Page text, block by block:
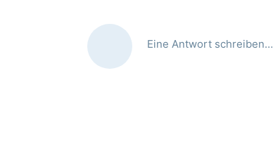
Eine Antwort schreiben…